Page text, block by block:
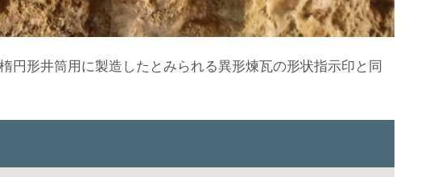
円形井筒用に製造したとみられる異形煉瓦の形状指示印と同